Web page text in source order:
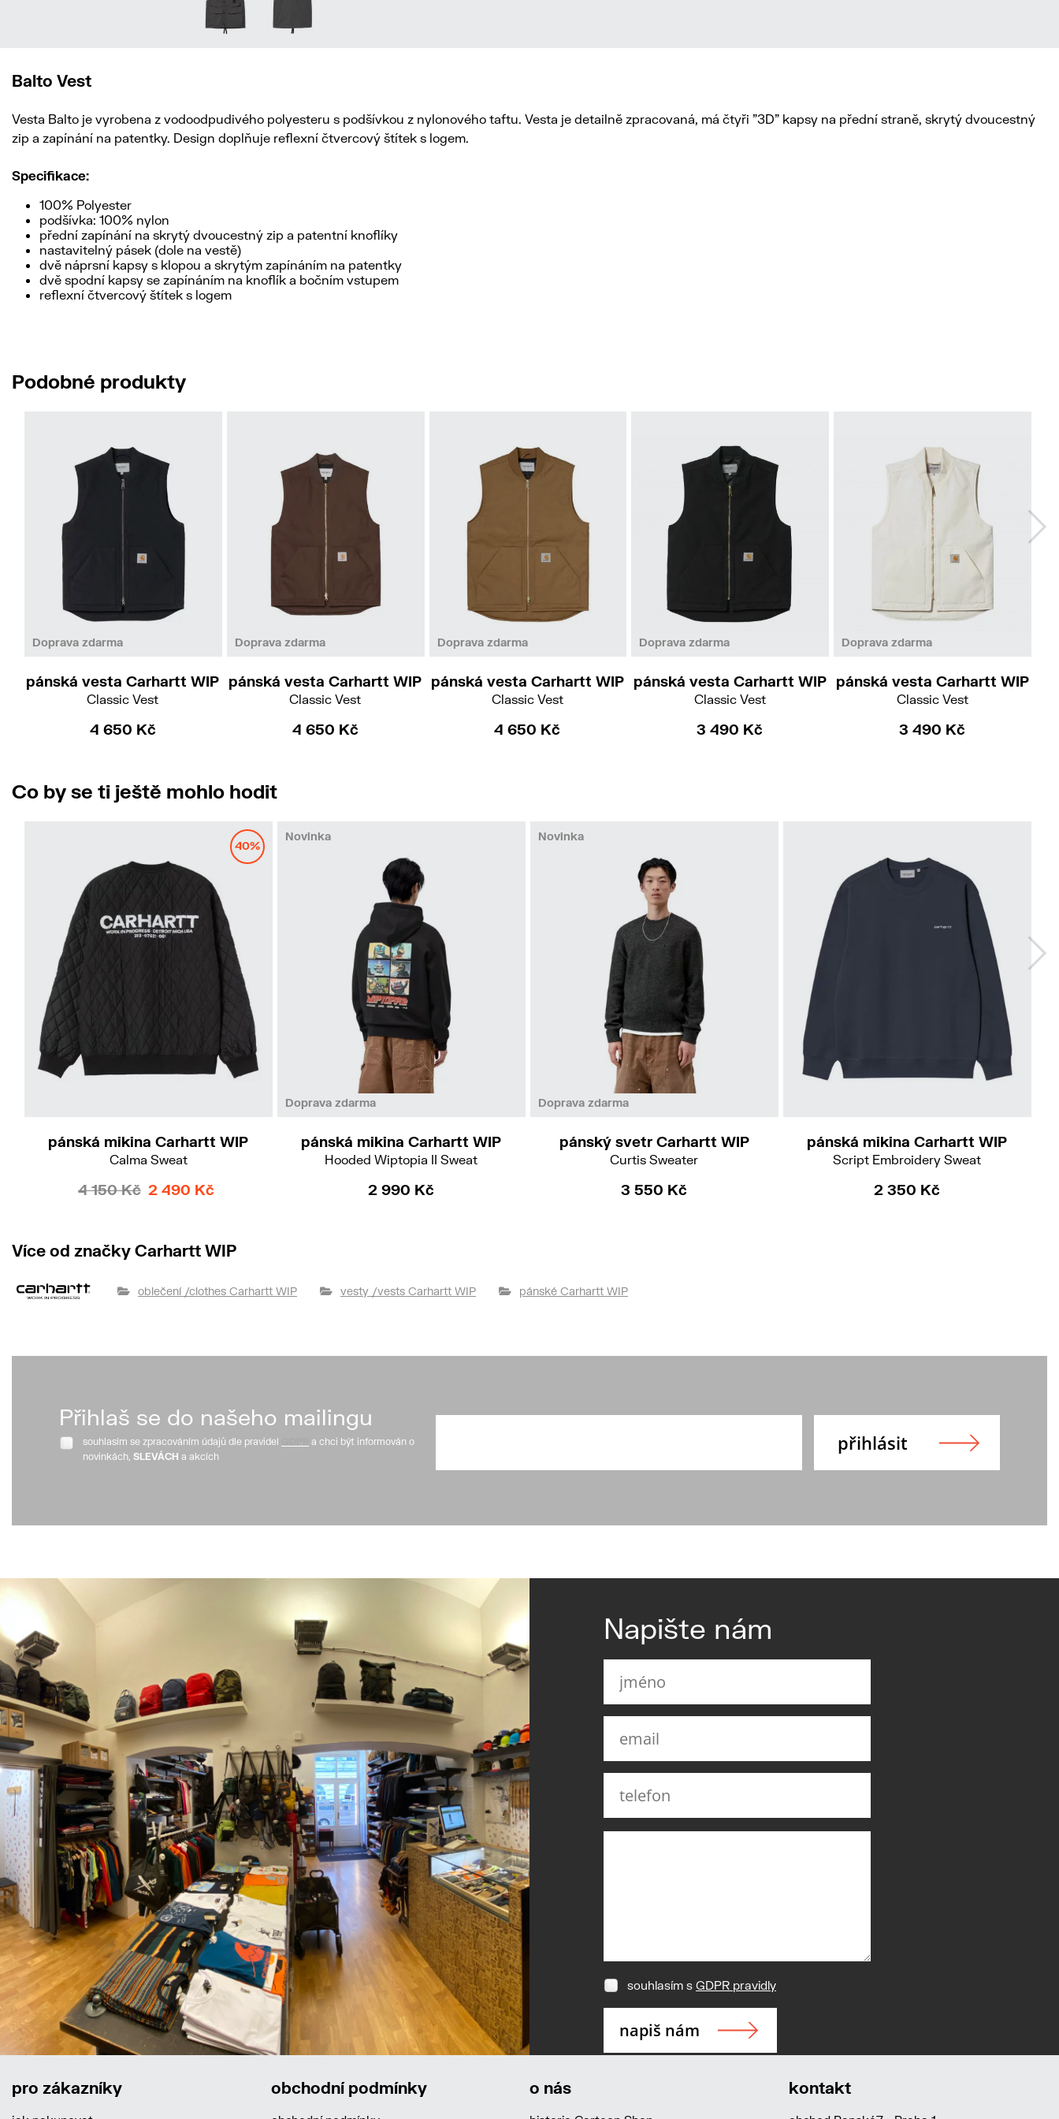
Balto Vest
Vesta Balto je vyrobena z vodoodpudivého polyesteru s podšívkou z nylonového taftu. Vesta je detailně zpracovaná, má čtyři "3D" kapsy na přední straně, skrytý dvoucestný
zip a zapínání na patentky. Design doplňuje reflexní čtvercový štítek s logem.
Specifikace:
100% Polyester
podšívka: 100% nylon
přední zapínání na skrytý dvoucestný zip a patentní knoflíky
nastavitelný pásek (dole na vestě)
dvě náprsní kapsy s klopou a skrytým zapínáním na patentky
dvě spodní kapsy se zapínáním na knoflík a bočním vstupem
reflexní čtvercový štítek s logem
Podobné produkty
Doprava zdarma
pánská vesta Carhartt WIP
Classic Vest
4 650 Kč
Doprava zdarma
L
pánská vesta Carhartt WIP
Classic Vest
4 650 Kč
Doprava zdarma
pánská vesta Carhartt WIP
Classic Vest
4 650 Kč
Doprava zdarma
pánská vesta Carhartt WIP
Classic Vest
3 490 Kč
Doprava zdarma
L
pánská vesta Carhartt WIP
Classic Vest
3 490 Kč
Co by se ti ještě mohlo hodit
40%
pánská mikina Carhartt WIP
Calma Sweat
4 150 Kč 2 490 Kč
Doprava zdarma
Novinka
M
pánská mikina Carhartt WIP
Hooded Wiptopia II Sweat
2 990 Kč
Doprava zdarma
Novinka
pánský svetr Carhartt WIP
Curtis Sweater
3 550 Kč
pánská mikina Carhartt WIP
Script Embroidery Sweat
2 350 Kč
Více od značky Carhartt WIP
oblečení /clothes Carhartt WIP vesty /vests Carhartt WIP pánské Carhartt WIP
Přihlaš se do našeho mailingu
souhlasím se zpracováním údajů dle pravidel
a chci být informován o
novinkách, SLEVÁCH a akcích
Napište nám
souhlasím sGDPR pravidly
pro zákazníky obchodní podmínky o nás kontakt